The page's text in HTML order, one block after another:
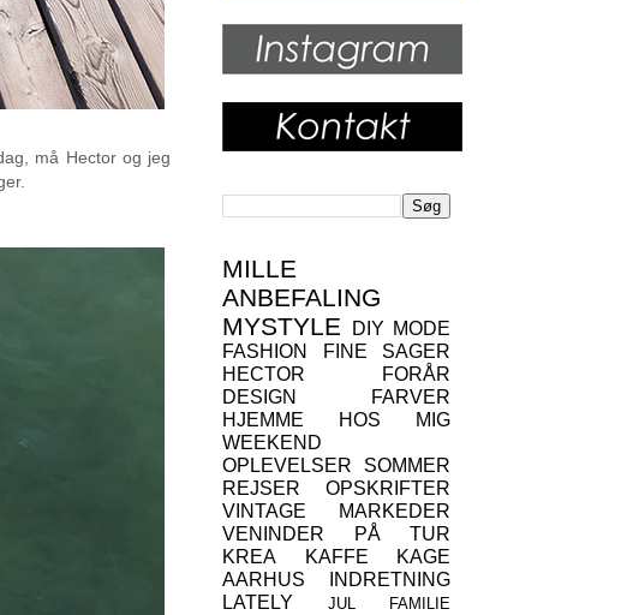
må Hector og jeg
MILLE
ANBEFALING
MYSTYLE
DIY MODE
FASHION
FINE SAGER
HECTOR
FORÅR
DESIGN
FARVER
HJEMME HOS MIG
WEEKEND
OPLEVELSER
SOMMER
REJSER
OPSKRIFTER
VINTAGE
MARKEDER
VENINDER
PÅ TUR
KREA
KAFFE
KAGE
AARHUS
INDRETNING
LATELY
JUL
FAMILIE